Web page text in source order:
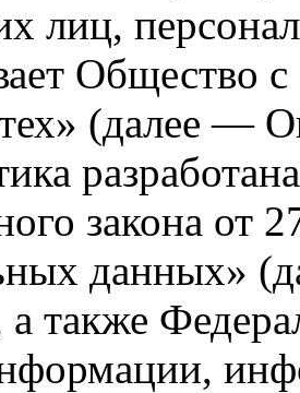
лиц,
Общество
(далее —
закона
данных»
также